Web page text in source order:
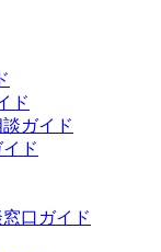
ド
ガイド
ド
口ガイド